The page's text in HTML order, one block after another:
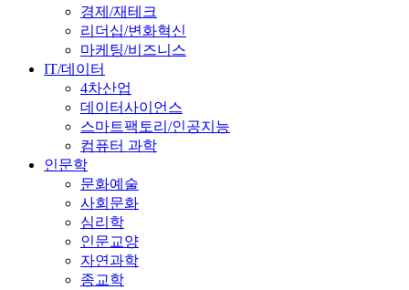
경제/재테크
리더십/변화혁신
마케팅/비즈니스
IT/데이터
4차산업
데이터사이언스
스마트팩토리/인공지능
컴퓨터 과학
인문학
문화예술
사회문화
심리학
인문교양
자연과학
종교학